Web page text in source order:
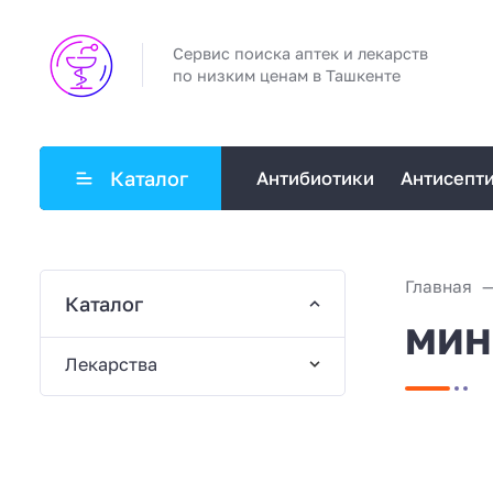
Сервис поиска аптек и лекарств
по низким ценам в Ташкенте
Каталог Антибиотики
Главная
Каталог
Лекарства